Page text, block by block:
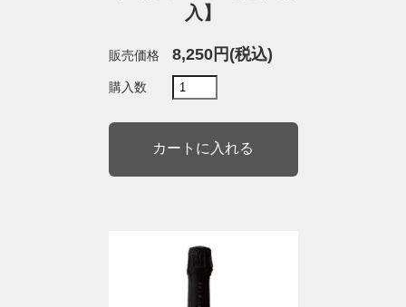
入】
販売価格 8,250円(税込)
購入数